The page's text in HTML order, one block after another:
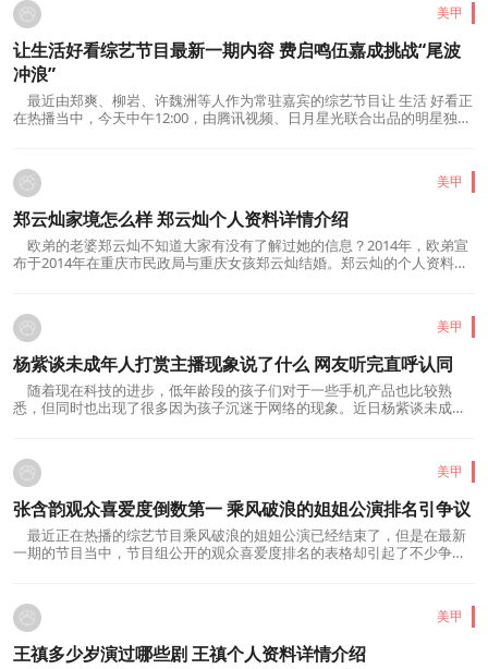
美甲
让生活好看综艺节目最新一期内容 费启鸣伍嘉成挑战“尾波
冲浪”
最近由郑爽、柳岩、许魏洲等人作为常驻嘉宾的综艺节目让 生活 好看正
在热播当中，今天中午12:00，由腾讯视频、日月星光联合出品的明星独居
美甲
郑云灿家境怎么样 郑云灿个人资料详情介绍
欧弟的老婆郑云灿不知道大家有没有了解过她的信息？2014年，欧弟宣
布于2014年在重庆市民政局与重庆女孩郑云灿结婚。郑云灿的个人资料、
美甲
杨紫谈未成年人打赏主播现象说了什么 网友听完直呼认同
随着现在科技的进步，低年龄段的孩子们对于一些手机产品也比较熟
悉，但同时也出现了很多因为孩子沉迷于网络的现象。近日杨紫谈未成年
美甲
张含韵观众喜爱度倒数第一 乘风破浪的姐姐公演排名引争议
最近正在热播的综艺节目乘风破浪的姐姐公演已经结束了，但是在最新
一期的节目当中，节目组公开的观众喜爱度排名的表格却引起了不少争
美甲
王禛多少岁演过哪些剧 王禛个人资料详情介绍